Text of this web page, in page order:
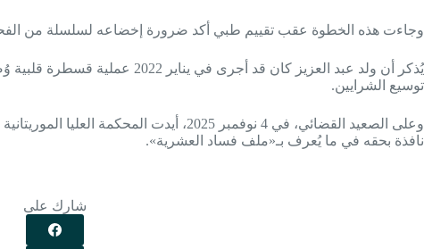
وجاءت هذه الخطوة عقب تقييم طبي أكد ضرورة إخضاعه لسلسلة من
يُذكر أن ولد عبد العزيز كان قد أجرى
توسيع الشرايين.
نافذة بحقه في ما يُعرف بـ«ملف فساد العشرية».
شارك على